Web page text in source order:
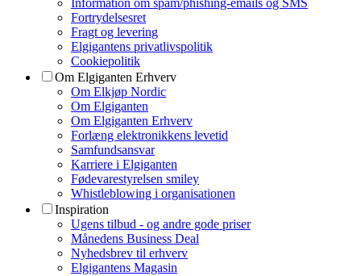
Information om spam/phishing-emails og SMS
Fortrydelsesret
Fragt og levering
Elgigantens privatlivspolitik
Cookiepolitik
Om Elgiganten Erhverv
Om Elkjøp Nordic
Om Elgiganten
Om Elgiganten Erhverv
Forlæng elektronikkens levetid
Samfundsansvar
Karriere i Elgiganten
Fødevarestyrelsen smiley
Whistleblowing i organisationen
Inspiration
Ugens tilbud - og andre gode priser
Månedens Business Deal
Nyhedsbrev til erhverv
Elgigantens Magasin